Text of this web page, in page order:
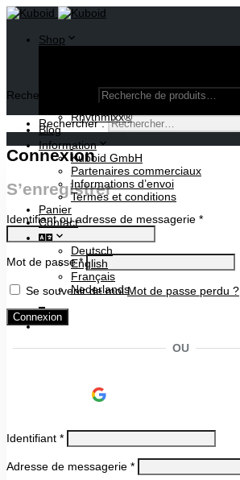
Shop
Publications
Lampes
Rhythmixx®
Blog
Information
Kuboid GmbH
Partenaires commerciaux
Informations d’envoi
Termes et conditions
Panier
Contact
Deutsch
English
Français
Nederlands
0
Recherche pour :
Rechercher :
Connexion
S’enregistrer
Identifiant ou adresse de messagerie *
Mot de passe*
Se souvenir de moiMot de passe perdu ?
Connexion
OU
Identifiant *
Adresse de messagerie *